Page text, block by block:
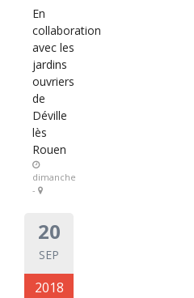
En
collaboration
avec les
jardins
ouvriers
de
Déville
lès
Rouen
dimanche
-
20
SEP
2018